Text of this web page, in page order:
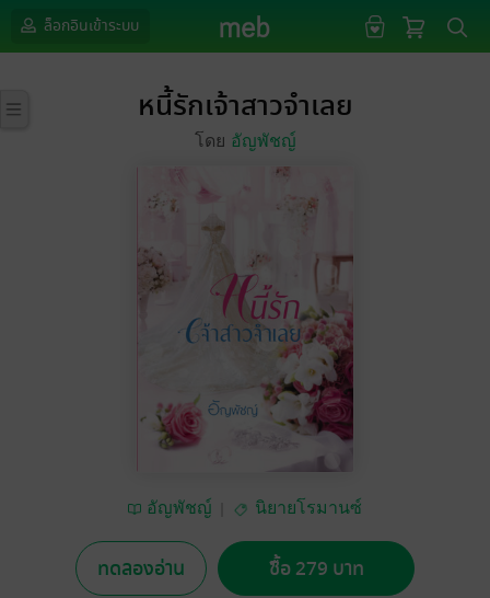
ล็อกอินเข้าระบบ
หนี้รักเจ้าสาวจำเลย
โดย อัญพัชญ์
อัญพัชญ์ นิยายโรมานซ์
ทดลองอ่าน ซื้อ 279 บาท